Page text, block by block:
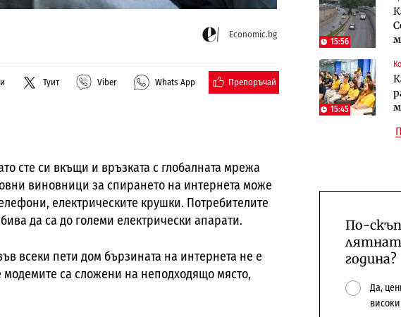
Economic.bg
Туит Viber Whats App Препоръчай
сте си вкъщи и връзката с глобалната мрежа
виновници за спирането на интернета може
електрическите крушки. Потребителите
да са до големи електрически апарати.
всеки пети дом бързината на интернета не е
модемите са сложени на неподходящо място,
15:56
15:45
По-
година?
Да,